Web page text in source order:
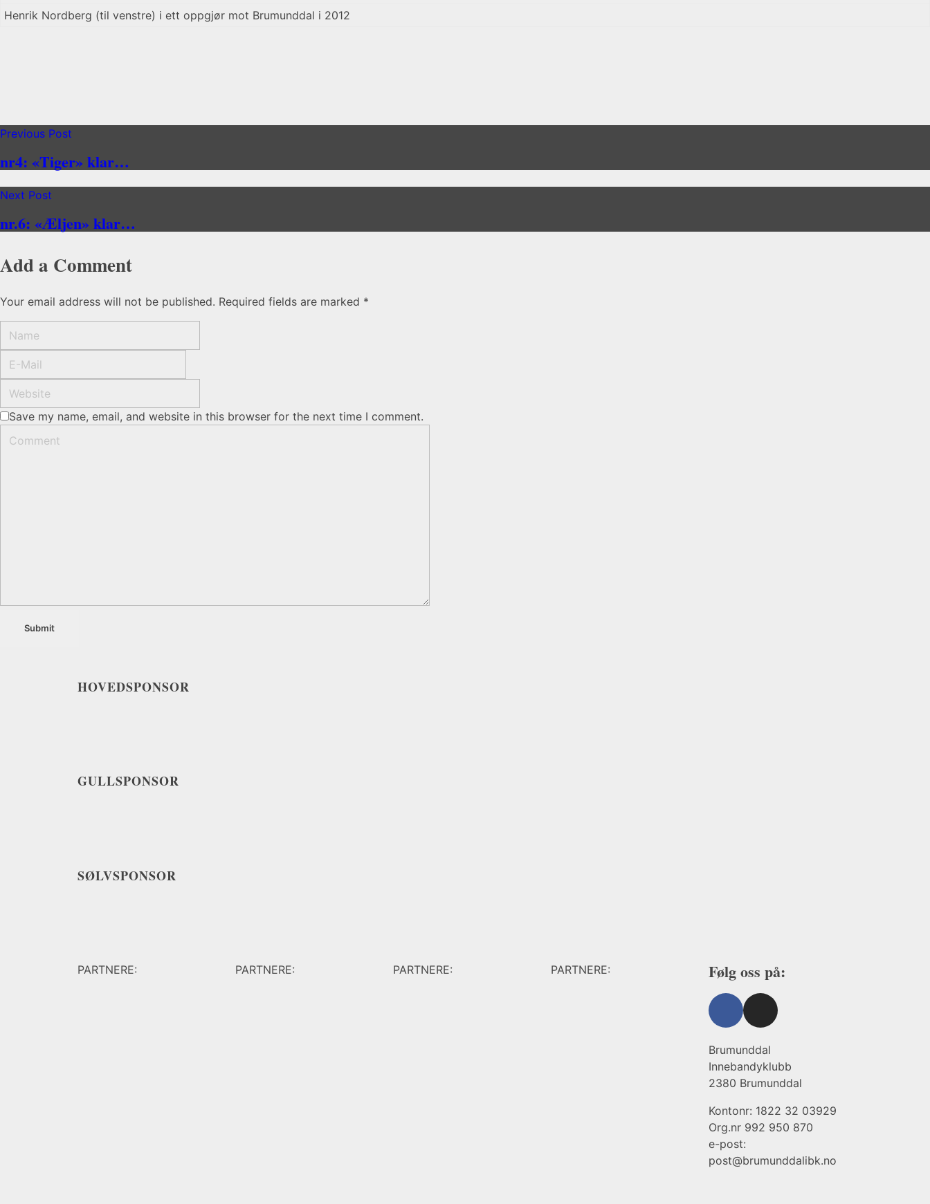
Henrik Nordberg (til venstre) i ett oppgjør mot Brumunddal i 2012
Previous Post
nr4: «Tiger» klar…
Next Post
nr.6: «Æljen» klar…
Add a Comment
Your email address will not be published. Required fields are marked *
Save my name, email, and website in this browser for the next time I comment.
HOVEDSPONSOR
GULLSPONSOR
SØLVSPONSOR
PARTNERE: PARTNERE: PARTNERE: PARTNERE: Følg oss på:
Brumunddal
Innebandyklubb
2380 Brumunddal
Kontonr: 1822 32 03929
Org.nr 992 950 870
e-post:
post@brumunddalibk.no